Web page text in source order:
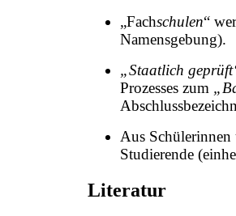
„Fachschulen“
Namensgebung).
„Staatlich
Prozesses zum
Aus
Studierende
Literatur